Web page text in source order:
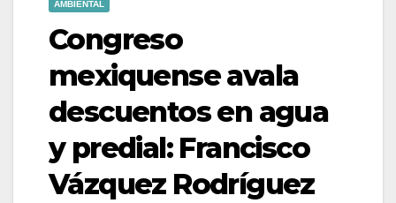
AMBIENTAL
Congreso
mexiquense avala
descuentos en agua
y predial: Francisco
Vázquez Rodríguez